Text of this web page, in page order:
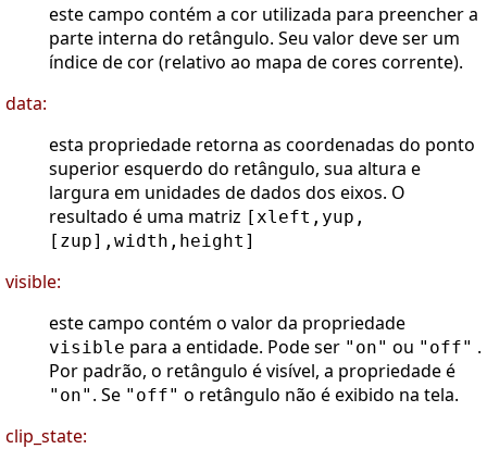
este campo contém a cor utilizada para preencher a
parte interna do retângulo. Seu valor deve ser um
índice de cor (relativo ao mapa de cores corrente).
data:
esta propriedade retorna as coordenadas do ponto
superior esquerdo do retângulo, sua altura e
largura em unidades de dados dos eixos. O
resultado é uma matriz [xleft,yup,
[zup],width,height]
visible:
este campo contém o valor da propriedade
visible para a entidade. Pode ser "on" ou "off" .
Por padrão, o retângulo é visível, a propriedade é
"on" . Se "off" o retângulo não é exibido na tela.
clip_state: